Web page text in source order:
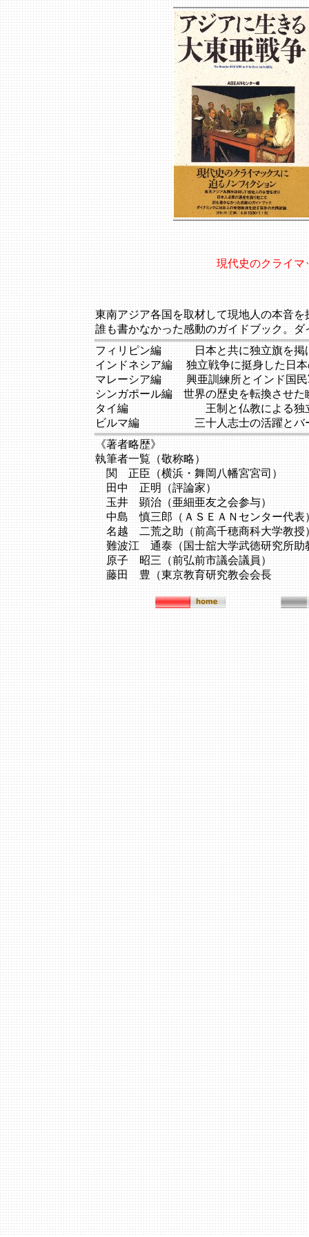
現代史のクライマ
東南アジア各国を取材して現地人の本音
誰も書かなかった感動のガイドブック。
フィリピン編 日本と共に独立旗を掲
インドネシア編 独立戦争に挺身した日本
マレーシア編 興亜訓練所とインド国民
シンガポール編 世界の歴史を転換させた
タイ編 王制と仏教による独立
ビルマ編 三十人志士の活躍とバー
《著者略歴》
執筆者一覧（敬称略）
関 正臣（横浜・舞岡八幡宮宮司）
田中 正明（評論家）
玉井 顕治（亜細亜友之会参与）
中島 慎三郎（ＡＳＥＡＮセンター代表
名越 二荒之助（前高千穂商科大学教授
難波江 通泰（国士舘大学武徳研究所助
原子 昭三（前弘前市議会議員）
藤田 豊（東京教育研究教会会長